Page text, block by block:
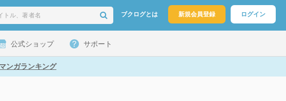
ブクログとは 新規会員登録 ログイン
公式ショップ サポート
ンガランキング